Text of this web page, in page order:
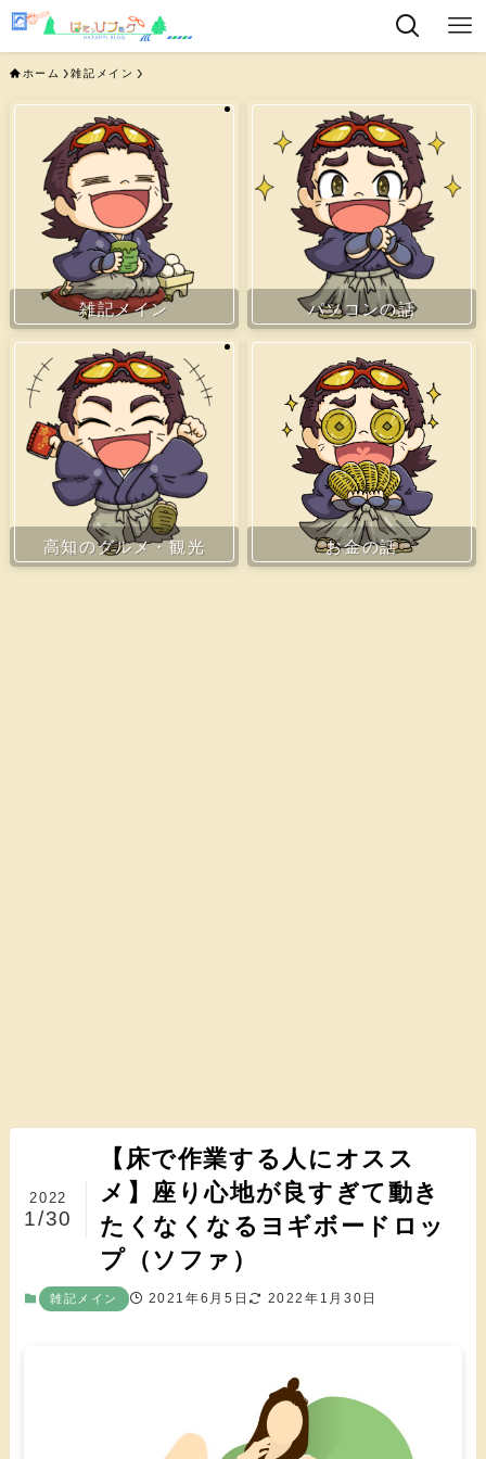
ホーム 雑記メイン
雑記メイン パソコンの話
高知のグルメ・観光 お金の話
【床で作業する人にオスス
メ】座り心地が良すぎて動き
たくなくなるヨギボードロッ
プ（ソファ）
2022
1/30
雑記メイン 2021年6月5日 2022年1月30日